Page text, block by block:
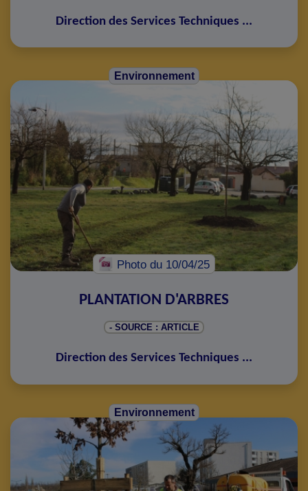
Direction des Services Techniques ...
Environnement
Photo du 10/04/25
PLANTATION D'ARBRES
- SOURCE : ARTICLE
Direction des Services Techniques ...
Environnement